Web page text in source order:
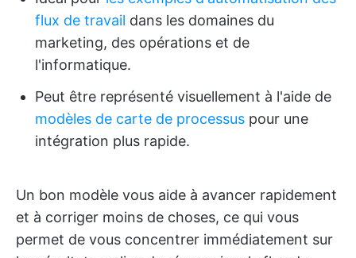
flux de travail dans les domaines du
marketing, des opérations et de
l'informatique.
Peut être représenté visuellement à l'aide de
modèles de carte de processus pour une
intégration plus rapide.
Un bon modèle vous aide à avancer rapidement
et à corriger moins de choses, ce qui vous
permet de vous concentrer immédiatement sur